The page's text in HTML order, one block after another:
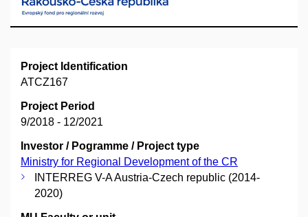
Project Identification
ATCZ167
Project Period
9/2018 - 12/2021
Investor / Pogramme / Project type
Ministry for Regional Development of the CR
INTERREG V-A Austria-Czech republic (2014-
2020)